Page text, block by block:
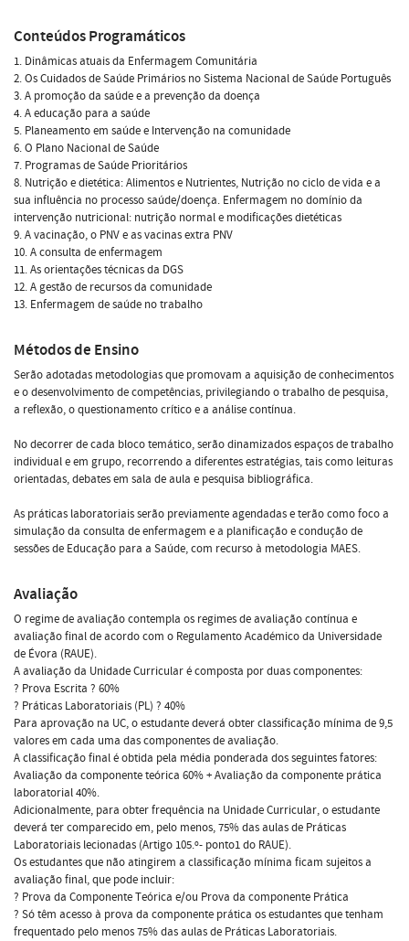
Conteúdos Programáticos
1. Dinâmicas atuais da Enfermagem Comunitária
2. Os Cuidados de Saúde Primários no Sistema Nacional de Saúde Português
3. A promoção da saúde e a prevenção da doença
4. A educação para a saúde
5. Planeamento em saúde e Intervenção na comunidade
6. O Plano Nacional de Saúde
7. Programas de Saúde Prioritários
8. Nutrição e dietética: Alimentos e Nutrientes, Nutrição no ciclo de vida e a
sua influência no processo saúde/doença. Enfermagem no domínio da
intervenção nutricional: nutrição normal e modificações dietéticas
9. A vacinação, o PNV e as vacinas extra PNV
10. A consulta de enfermagem
11. As orientações técnicas da DGS
12. A gestão de recursos da comunidade
13. Enfermagem de saúde no trabalho
Métodos de Ensino
Serão adotadas metodologias que promovam a aquisição de conhecimentos
e o desenvolvimento de competências, privilegiando o trabalho de pesquisa,
a reflexão, o questionamento crítico e a análise contínua.
No decorrer de cada bloco temático, serão dinamizados espaços de trabalho
individual e em grupo, recorrendo a diferentes estratégias, tais como leituras
orientadas, debates em sala de aula e pesquisa bibliográfica.
As práticas laboratoriais serão previamente agendadas e terão como foco a
simulação da consulta de enfermagem e a planificação e condução de
sessões de Educação para a Saúde, com recurso à metodologia MAES.
Avaliação
O regime de avaliação contempla os regimes de avaliação contínua e
avaliação final de acordo com o Regulamento Académico da Universidade
de Évora (RAUE).
A avaliação da Unidade Curricular é composta por duas componentes:
? Prova Escrita ? 60%
? Práticas Laboratoriais (PL) ? 40%
Para aprovação na UC, o estudante deverá obter classificação mínima de 9,5
valores em cada uma das componentes de avaliação.
A classificação final é obtida pela média ponderada dos seguintes fatores:
Avaliação da componente teórica 60% + Avaliação da componente prática
laboratorial 40%.
Adicionalmente, para obter frequência na Unidade Curricular, o estudante
deverá ter comparecido em, pelo menos, 75% das aulas de Práticas
Laboratoriais lecionadas (Artigo 105.º- ponto1 do RAUE).
Os estudantes que não atingirem a classificação mínima ficam sujeitos a
avaliação final, que pode incluir:
? Prova da Componente Teórica e/ou Prova da componente Prática
? Só têm acesso à prova da componente prática os estudantes que tenham
frequentado pelo menos 75% das aulas de Práticas Laboratoriais.